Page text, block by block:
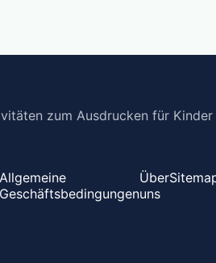
zum Ausdrucken für Kinder
Allgemeine
Geschäftsbedingungen
Über
uns